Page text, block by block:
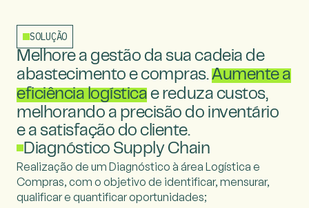
SOLUÇÃO
Melhore a gestão da sua cadeia de
abastecimento e compras. Aumentea
eficiência logística e reduza custos,
melhorando a precisão do inventário
e a satisfação do cliente.
Diagnóstico Supply Chain
Realização de um Diagnóstico à área Logística e
Compras, com o objetivo de identificar, mensurar,
qualificar e quantificar oportunidades;